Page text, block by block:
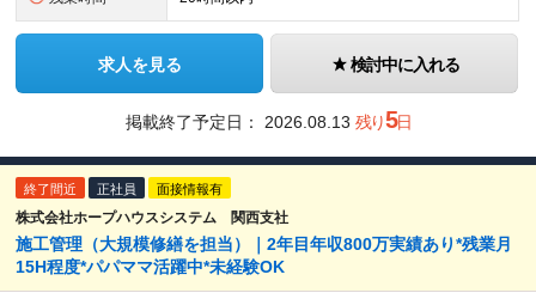
求人を見る 検討中に入れる
掲載終了予定日： 2026.08.13 残り5日
終了間近 正社員 面接情報有
株式会社ホープハウスシステム 関西支社
施工管理（大規模修繕を担当）｜2年目年収800万実績あり*残業月
15H程度*パパママ活躍中*未経験OK